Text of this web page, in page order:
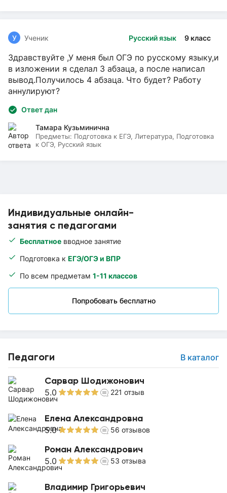
Индивидуальные онлайн-
занятия с педагогами
Бесплатное вводное занятие
Подготовка к ЕГЭ/ОГЭ и ВПР
По всем предметам 1-11 классов
Попробовать бесплатно
Педагоги В каталог
Сарвар Шодижонович
5.0 221 отзыв
Елена Александровна
5.0 56 отзывов
Роман Александрович
5.0 53 отзыва
Владимир Григорьевич
Русский язык 9 класс
У Ученик
Здравствуйте ,У меня был ОГЭ по русскому языку,и
в изложении я сделал 3 абзаца, а после написал
вывод.Получилось 4 абзаца. Что будет? Работу
аннулируют?
Ответ дан
Тамара Кузьминична
Предметы: Подготовка к ЕГЭ, Литература, Подготовка
к ОГЭ, Русский язык